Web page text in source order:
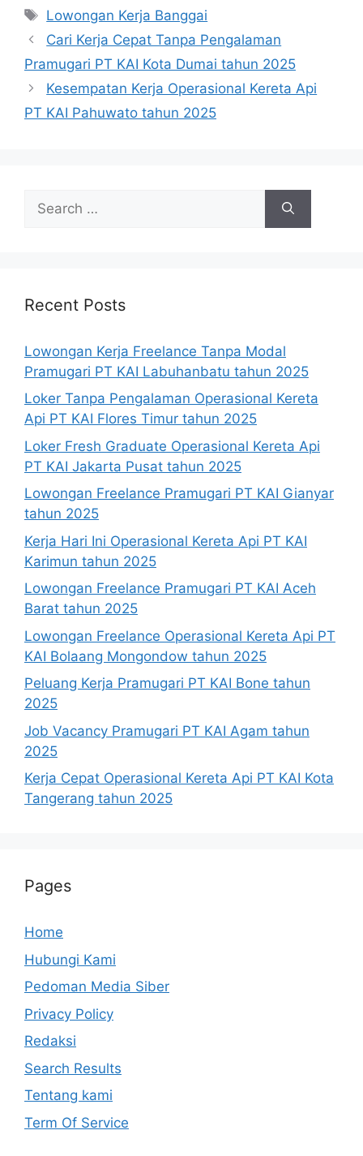
Tags
Lowongan Kerja Banggai
Cari Kerja Cepat Tanpa Pengalaman
Pramugari PT KAI Kota Dumai tahun 2025
Kesempatan Kerja Operasional Kereta Api
PT KAI Pahuwato tahun 2025
for:
Recent Posts
Lowongan Kerja Freelance Tanpa Modal
Pramugari PT KAI Labuhanbatu tahun 2025
Loker Tanpa Pengalaman Operasional Kereta
Api PT KAI Flores Timur tahun 2025
Loker Fresh Graduate Operasional Kereta Api
PT KAI Jakarta Pusat tahun 2025
Lowongan Freelance Pramugari PT KAI Gianyar
tahun 2025
Kerja Hari Ini Operasional Kereta Api PT KAI
Karimun tahun 2025
Lowongan Freelance Pramugari PT KAI Aceh
Barat tahun 2025
Lowongan Freelance Operasional Kereta Api PT
KAI Bolaang Mongondow tahun 2025
Peluang Kerja Pramugari PT KAI Bone tahun
2025
Job Vacancy Pramugari PT KAI Agam tahun
2025
Kerja Cepat Operasional Kereta Api PT KAI Kota
Tangerang tahun 2025
Pages
Home
Hubungi Kami
Pedoman Media Siber
Privacy Policy
Redaksi
Search Results
Tentang kami
Term Of Service